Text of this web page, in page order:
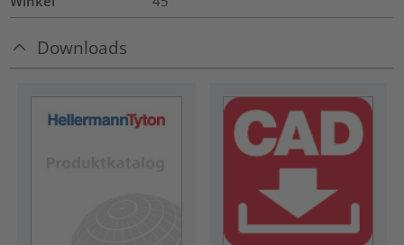
Downloads